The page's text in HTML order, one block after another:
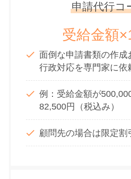
申請代行コ
受給金額
面倒な申請書類の作成
行政対応を専門家に依
例：受給金額が
82,500円（税込み）
顧問先の場合は限定割